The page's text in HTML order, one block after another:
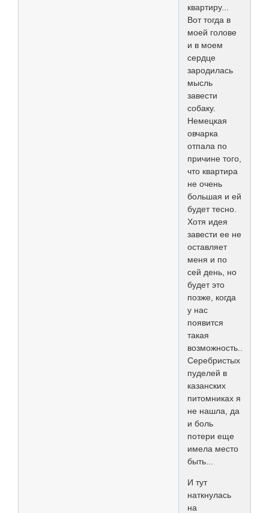
квартиру...
Вот тогда в
моей голове
и в моем
сердце
зародилась
мысль
завести
собаку.
Немецкая
овчарка
отпала по
причине того,
что квартира
не очень
большая и ей
будет тесно.
Хотя идея
завести ее не
оставляет
меня и по
сей день, но
будет это
позже, когда
у нас
появится
такая
возможность...
Серебристых
пуделей в
казанских
питомниках я
не нашла, да
и боль
потери еще
имела место
быть...
И тут
наткнулась
на